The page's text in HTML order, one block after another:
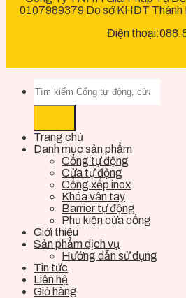
0107989379 Do sở KHĐT Thành
Điện
Trang chủ
Danh mục sản phẩm
Cổng tự động
Cửa tự động
Cổng xếp inox
Khóa vân tay
Barrier tự động
Phụ kiện cửa cổng
Giới thiệu
Sản phẩm dịch vụ
Hướng dẫn sử dụng
Tin tức
Liên hệ
Giỏ hàng